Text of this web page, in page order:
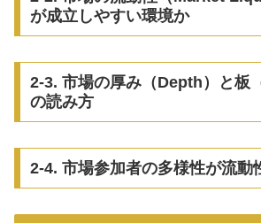
が成立しやすい環境か
2-3. 市場の厚み（Depth）と板
の読み方
2-4. 市場参加者の多様性が流動